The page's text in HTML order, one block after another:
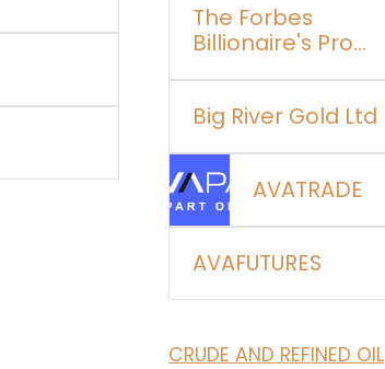
The Forbes
Billionaire's Pro
Big River Gold Ltd
AVATRADE
AVAFUTURES
CRUDE AND REFINED OIL